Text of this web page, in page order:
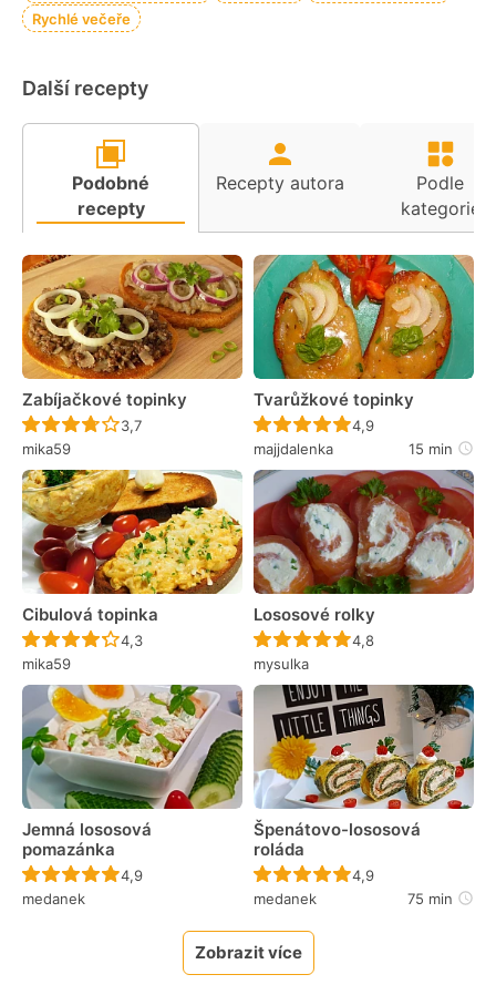
Rychlé večeře
Další recepty
Podobné
recepty
Recepty autora
Podle
kategorie
Zabíjačkové topinky
Recept ještě nebyl hodnocen
3,7
mika59
Tvarůžkové topinky
Recept ještě nebyl
4,9
majjdalenka
15 min
Cibulová topinka
Recept ještě nebyl hodnocen
4,3
mika59
Lososové rolky
Recept ještě nebyl
4,8
mysulka
Jemná lososová
pomazánka
Recept ještě nebyl hodnocen
4,9
medanek
Špenátovo-lososová
roláda
Recept ještě nebyl
4,9
medanek
75 min
Zobrazit více